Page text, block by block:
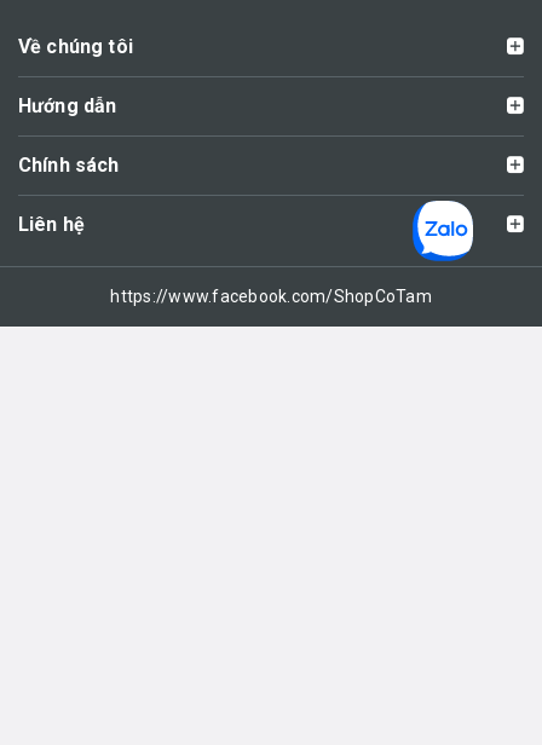
Về chúng tôi
Hướng dẫn
Chính sách
Liên hệ
https://www.facebook.com/ShopCoTam